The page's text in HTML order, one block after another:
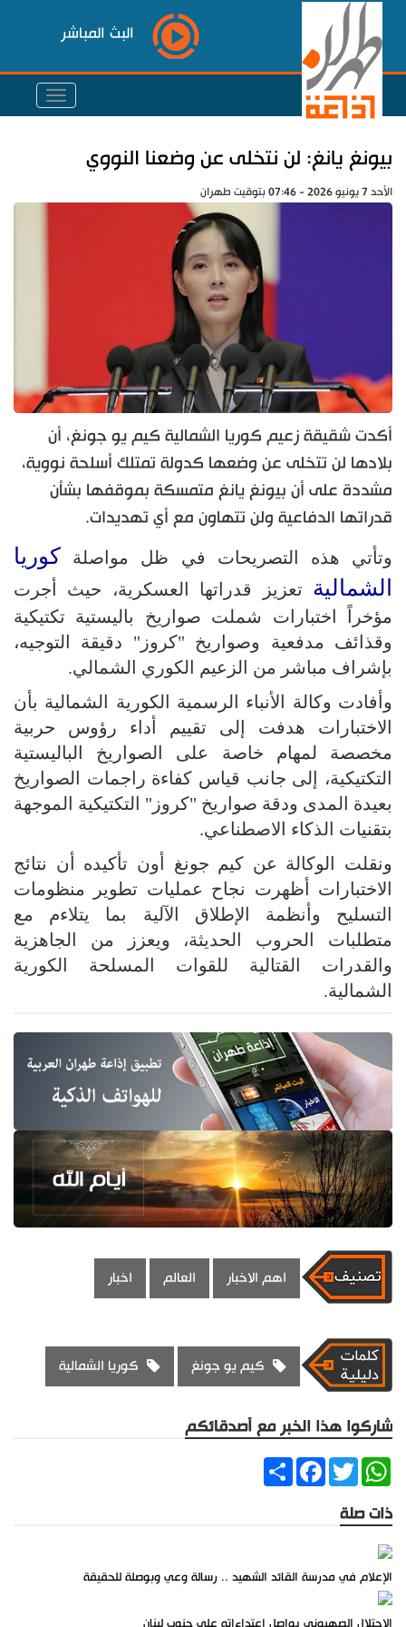
البث المباشر
بيونغ يانغ: لن نتخلى عن وضعنا النووي
الأحد 7 يونيو 2026 - 07:46 بتوقيت طهران
أكدت شقيقة زعيم كوريا الشمالية كيم يو جونغ، أن
بلادها لن تتخلى عن وضعها كدولة تمتلك أسلحة نووية،
مشددة على أن بيونغ يانغ متمسكة بموقفها بشأن
قدراتها الدفاعية ولن تتهاون مع أي تهديدات.
وتأتي هذه التصريحات في ظل مواصلة كوريا
الشمالية تعزيز قدراتها العسكرية، حيث أجرت
مؤخراً اختبارات شملت صواريخ باليستية تكتيكية
وقذائف مدفعية وصواريخ "كروز" دقيقة التوجيه،
بإشراف مباشر من الزعيم الكوري الشمالي.
وأفادت وكالة الأنباء الرسمية الكورية الشمالية بأن
الاختبارات هدفت إلى تقييم أداء رؤوس حربية
مخصصة لمهام خاصة على الصواريخ الباليستية
التكتيكية، إلى جانب قياس كفاءة راجمات الصواريخ
بعيدة المدى ودقة صواريخ "كروز" التكتيكية الموجهة
بتقنيات الذكاء الاصطناعي.
ونقلت الوكالة عن كيم جونغ أون تأكيده أن نتائج
الاختبارات أظهرت نجاح عمليات تطوير منظومات
التسليح وأنظمة الإطلاق الآلية بما يتلاءم مع
متطلبات الحروب الحديثة، ويعزز من الجاهزية
والقدرات القتالية للقوات المسلحة الكورية
الشمالية.
اهم الاخبار العالم اخبار
كيم يو جونغ كوريا الشمالية
شاركوا هذا الخبر مع أصدقائكم
ShareFacebookTwitter
WhatsApp
ذات صلة
الإعلام في مدرسة القائد الشهيد .. رسالة وعي وبوصلة للحقيقة
الاحتلال الصهيوني يواصل اعتداءاته على جنوب لبنان